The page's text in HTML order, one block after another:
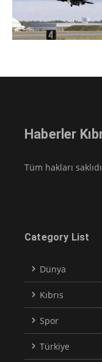
Haberler
Tüm hakları
Category List
Dünya
Kıbrıs
Spor
Türkiye